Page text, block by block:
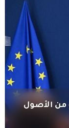
مليار يورو من الأصول